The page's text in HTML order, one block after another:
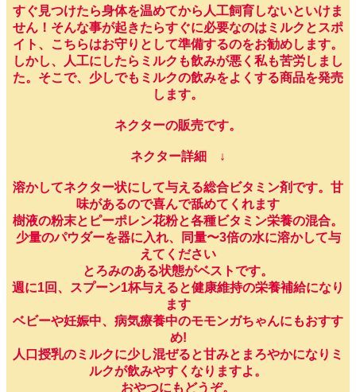
すぐ見つけたら身体を温めてから人工飼育しないといけま
せん！そんな事が起きたらすぐに必要なのはミルクとスポ
イト、こちらはお守りとして準備するのをお勧めします。
しかし、人工にしたらミルクも飲みが悪く私も苦労しまし
た。そこで、少しでもミルクの飲みをよくする商品を発売
します。
ネクターの販売です。
ネクター詳細 ↓
溶かしてネクター状にして与える総合ビタミン剤です。甘
味があるので喜んで舐めてくれます
樹液の粉末とピーポレン花粉と各種ビタミン栄養の混合。
少量のパウダーを器に入れ、同量〜3倍の水に溶かして与
えてください
とろみのある状態がベストです。
週に1回、スプーン1杯与えると健康維持の栄養補給になり
ます
ベビーや妊娠中、病気療養中のモモンガちゃんにもおすす
め!
人口授乳のミルクに少し混ぜると甘みとまろやかになりミ
ルクが飲みやすくなりますよ。
おやつにもどうぞ。